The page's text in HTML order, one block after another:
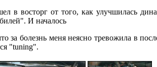
в восторг от того, как улучшилась
И началось
за болезнь меня неясно тревожила в
"tuning".